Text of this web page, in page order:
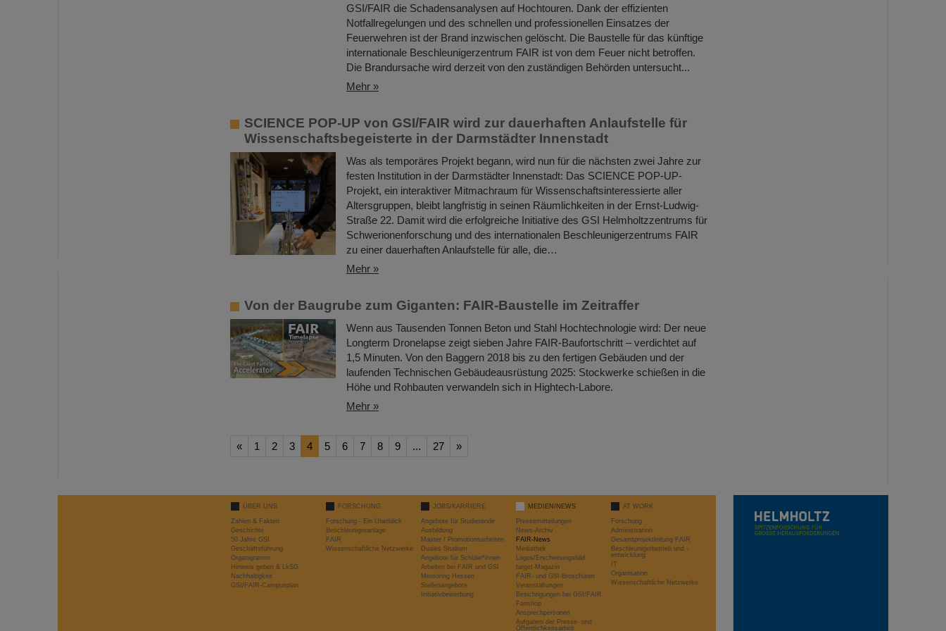
GSI/FAIR die Schadensanalysen auf Hochtouren. Dank der effizienten
Notfallregelungen und des schnellen und professionellen Einsatzes der
Feuerwehren ist der Brand inzwischen gelöscht. Die Baustelle für das künftige
internationale Beschleunigerzentrum FAIR ist von dem Feuer nicht betroffen.
Die Brandursache wird derzeit von den zuständigen Behörden untersucht...
Mehr »
SCIENCE POP-UP von GSI/FAIR wird zur dauerhaften Anlaufstelle für
Wissenschaftsbegeisterte in der Darmstädter Innenstadt
Was als temporäres Projekt begann, wird nun für die nächsten zwei Jahre zur
festen Institution in der Darmstädter Innenstadt: Das SCIENCE POP-UP-
Projekt, ein interaktiver Mitmachraum für Wissenschaftsinteressierte aller
Altersgruppen, bleibt langfristig in seinen Räumlichkeiten in der Ernst-Ludwig-
Straße 22. Damit wird die erfolgreiche Initiative des GSI Helmholtzzentrums für
Schwerionenforschung und des internationalen Beschleunigerzentrums FAIR
zu einer dauerhaften Anlaufstelle für alle, die…
Mehr »
Von der Baugrube zum Giganten: FAIR-Baustelle im Zeitraffer
Wenn aus Tausenden Tonnen Beton und Stahl Hochtechnologie wird: Der neue
Longterm Dronelapse zeigt sieben Jahre FAIR-Baufortschritt – verdichtet auf
1,5 Minuten. Von den Baggern 2018 bis zu den fertigen Gebäuden und der
laufenden Technischen Gebäudeausrüstung 2025: Stockwerke schießen in die
Höhe und Rohbauten verwandeln sich in Hightech-Labore.​
Mehr »
« 1 2 3 4 5 6 7 8 9 ... 27 »
ÜBER UNS
Zahlen & Fakten
Geschichte
50 Jahre GSI
Geschäftsführung
Organigramm
Hinweis geben & LkSG
Nachhaltigkeit
GSI/FAIR-Campusplan
FORSCHUNG
Forschung - Ein Überblick
Beschleunigeranlage
FAIR
Wissenschaftliche Netzwerke
JOBS/KARRIERE
Angebote für Studierende
Ausbildung
Master / Promotionsarbeiten
Duales Studium
Angebote für Schüler*innen
Arbeiten bei FAIR und GSI
Mentoring Hessen
Stellenangebote
Initiativbewerbung
MEDIEN/NEWS
Pressemitteilungen
News-Archiv
FAIR-News
Mediathek
Logos/Erscheinungsbild
target-Magazin
FAIR- und GSI-Broschüren
Veranstaltungen
Besichtigungen bei GSI/FAIR
Fanshop
Ansprechpersonen
Aufgaben der Presse- und
Öffentlichkeitsarbeit
AT WORK
Forschung
Administration
Gesamtprojektleitung FAIR
Beschleunigerbetrieb und -
entwicklung
IT
Organisation
Wissenschaftliche Netzwerke